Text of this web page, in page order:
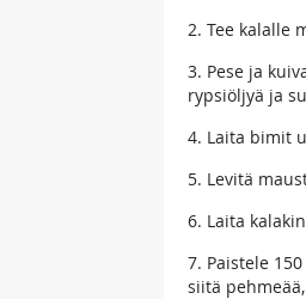
2. Tee kalalle
3. Pese ja
rypsiöljyä ja
4. Laita bimit
5. Levitä
6. Laita
7. Paistele
siitä